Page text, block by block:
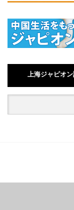
上海ジャピオ